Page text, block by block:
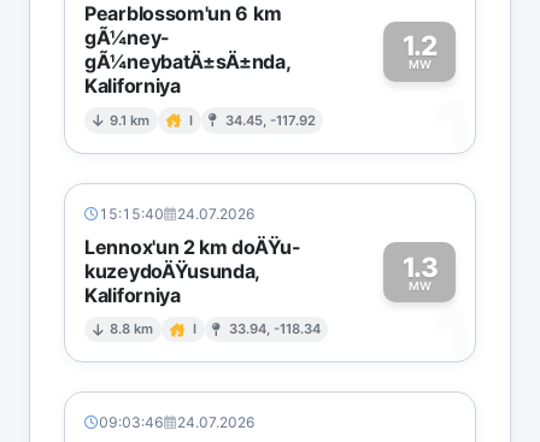
Pearblossom'un 6 km
gÃ¼ney-
gÃ¼neybatÄ±sÄ±nda,
Kaliforniya
9.1 km I 34.45, -117.92
1.2
MW
1
15:15:40 24.07.2026
Lennox'un 2 km doÄŸu-
kuzeydoÄŸusunda,
Kaliforniya
8.8 km I 33.94, -118.34
1.3
MW
1
09:03:46 24.07.2026